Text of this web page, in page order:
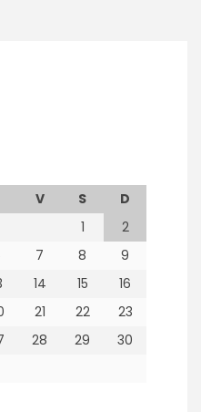
V S
D
1
2
7 8
9
14 15
16
21 22
23
28 29
30